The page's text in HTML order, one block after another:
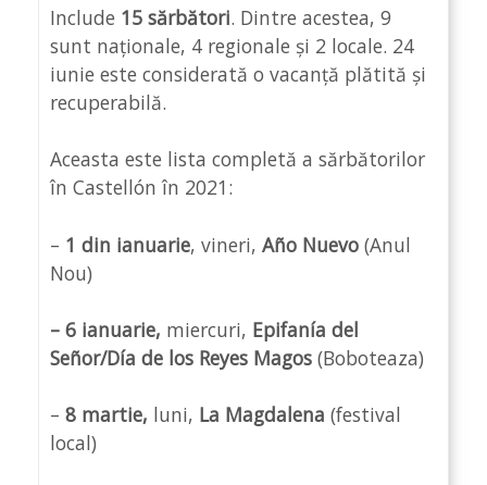
Include 15 sărbători. Dintre acestea, 9
sunt naționale, 4 regionale și 2 locale. 24
iunie este considerată o vacanță plătită și
recuperabilă.
Aceasta este lista completă a sărbătorilor
în Castellón în 2021:
– 1 din ianuarie, vineri, Año Nuevo (Anul
Nou)
– 6 ianuarie, miercuri, Epifanía del
Señor/Día de los Reyes Magos (Boboteaza)
– 8 martie, luni, La Magdalena (festival
local)